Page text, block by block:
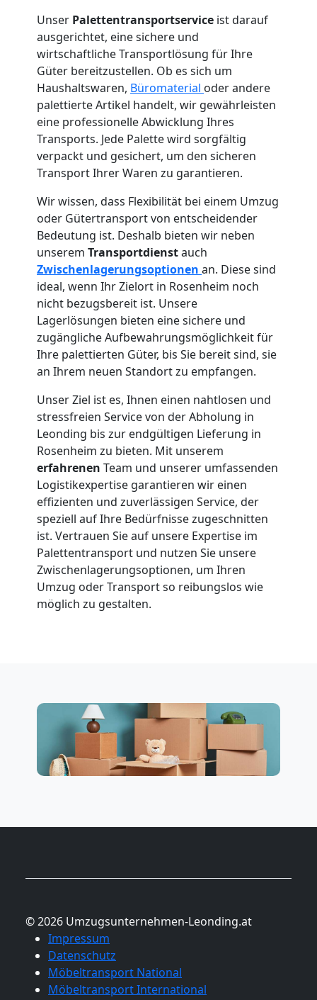
Unser Palettentransportservice ist darauf
ausgerichtet, eine sichere und
wirtschaftliche Transportlösung für Ihre
Güter bereitzustellen. Ob es sich um
Haushaltswaren, Büromaterial oder andere
palettierte Artikel handelt, wir gewährleisten
eine professionelle Abwicklung Ihres
Transports. Jede Palette wird sorgfältig
verpackt und gesichert, um den sicheren
Transport Ihrer Waren zu garantieren.
Wir wissen, dass Flexibilität bei einem Umzug
oder Gütertransport von entscheidender
Bedeutung ist. Deshalb bieten wir neben
unserem Transportdienstauch
Zwischenlagerungsoptionen an. Diese sind
ideal, wenn Ihr Zielort in Rosenheim noch
nicht bezugsbereit ist. Unsere
Lagerlösungen bieten eine sichere und
zugängliche Aufbewahrungsmöglichkeit für
Ihre palettierten Güter, bis Sie bereit sind, sie
an Ihrem neuen Standort zu empfangen.
Unser Ziel ist es, Ihnen einen nahtlosen und
stressfreien Service von der Abholung in
Leonding bis zur endgültigen Lieferung in
Rosenheim zu bieten. Mit unserem
erfahrenen Team und unserer umfassenden
Logistikexpertise garantieren wir einen
effizienten und zuverlässigen Service, der
speziell auf Ihre Bedürfnisse zugeschnitten
ist. Vertrauen Sie auf unsere Expertise im
Palettentransport und nutzen Sie unsere
Zwischenlagerungsoptionen, um Ihren
Umzug oder Transport so reibungslos wie
möglich zu gestalten.
© 2026 Umzugsunternehmen-Leonding.at
Impressum
Datenschutz
Möbeltransport National
Möbeltransport International